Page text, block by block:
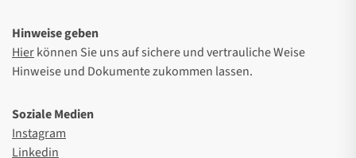
Hinweise geben
Hierkönnen Sie uns auf sichere und vertrauliche Weise
Hinweise und Dokumente zukommen lassen.
Soziale Medien
Instagram
Linkedin